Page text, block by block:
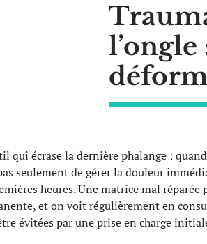
qui écrase la dernière phalange :
seulement de gérer la douleur
heures. Une matrice mal
et on voit régulièrement en
évitées par une prise en charge